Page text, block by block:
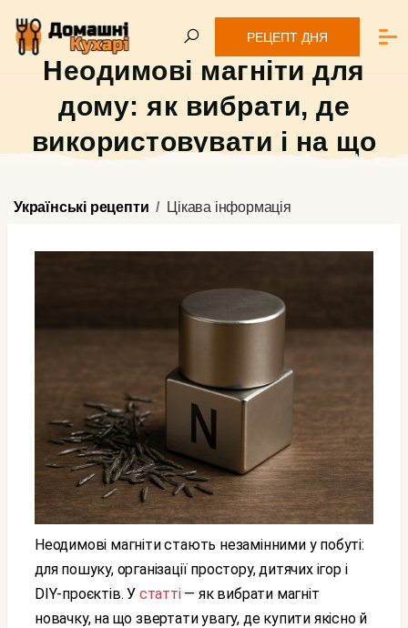
РЕЦЕПТ ДНЯ
Неодимові магніти для
дому: як вибрати, де
використовувати і на що
Українські рецепти Цікава інформація
Неодимові магніти стають незамінними у побуті:
для пошуку, організації простору, дитячих ігор і
DIY-проєктів. У статті— як вибрати магніт
новачку, на що звертати увагу, де купити якісно й